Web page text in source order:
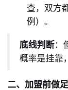
查，双方
例）。
底线判断：
概率是挂靠
二、加盟前做